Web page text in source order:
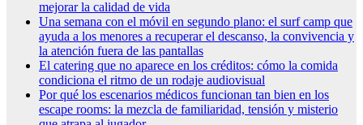
mejorar la calidad de vida
Una semana con el móvil en segundo plano: el surf camp que
ayuda a los menores a recuperar el descanso, la convivencia y
la atención fuera de las pantallas
El catering que no aparece en los créditos: cómo la comida
condiciona el ritmo de un rodaje audiovisual
Por qué los escenarios médicos funcionan tan bien en los
escape rooms: la mezcla de familiaridad, tensión y misterio